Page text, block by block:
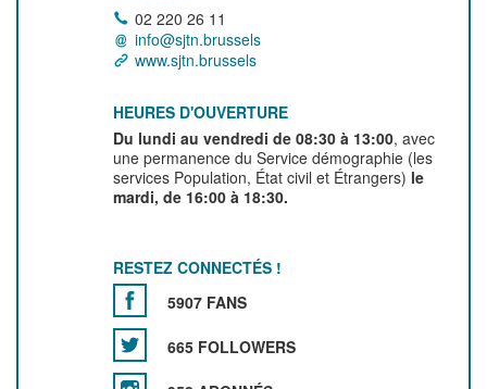
02 220 26 11
info@sjtn.brussels
www.sjtn.brussels
HEURES D'OUVERTURE
Du lundi au vendredi de 08:30 à 13:00, avec
une permanence du Service démographie (les
services Population, État civil et Étrangers) le
mardi, de 16:00 à 18:30.
RESTEZ CONNECTÉS !
5907 FANS
665 FOLLOWERS